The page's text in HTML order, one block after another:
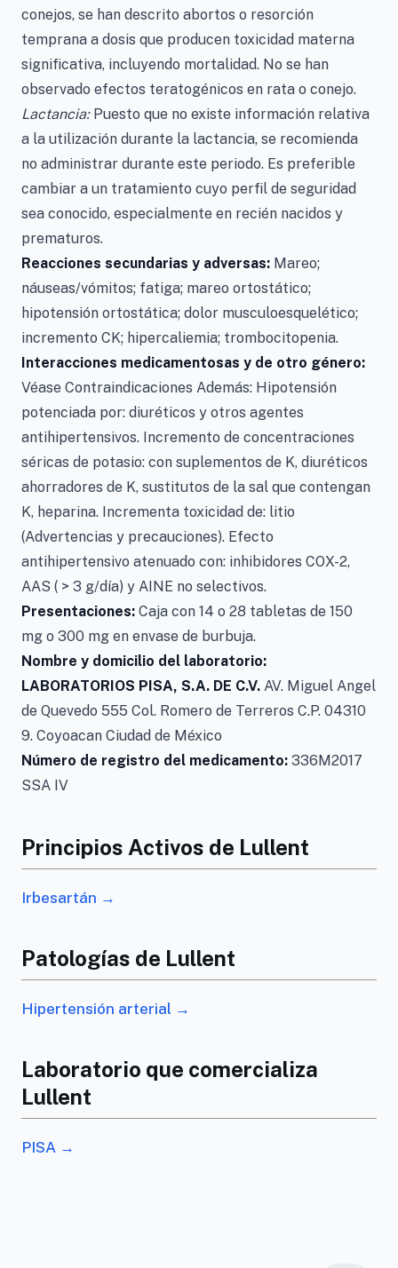
conejos, se han descrito abortos o resorción
temprana a dosis que producen toxicidad materna
significativa, incluyendo mortalidad. No se han
observado efectos teratogénicos en rata o conejo.
Lactancia:Puesto que no existe información relativa
a la utilización durante la lactancia, se recomienda
no administrar durante este periodo. Es preferible
cambiar a un tratamiento cuyo perfil de seguridad
sea conocido, especialmente en recién nacidos y
prematuros.
Reacciones secundarias y adversas: Mareo;
náuseas/vómitos; fatiga; mareo ortostático;
hipotensión ortostática; dolor musculoesquelético;
incremento CK; hipercaliemia; trombocitopenia.
Interacciones medicamentosas y de otro género:
Véase Contraindicaciones Además: Hipotensión
potenciada por: diuréticos y otros agentes
antihipertensivos. Incremento de concentraciones
séricas de potasio: con suplementos de K, diuréticos
ahorradores de K, sustitutos de la sal que contengan
K, heparina. Incrementa toxicidad de: litio
(Advertencias y precauciones). Efecto
antihipertensivo atenuado con: inhibidores COX-2,
AAS ( > 3 g/día) y AINE no selectivos.
Presentaciones: Caja con 14 o 28 tabletas de 150
mg o 300 mg en envase de burbuja.
Nombre y domicilio del laboratorio:
LABORATORIOS PISA, S.A. DE C.V. AV. Miguel Angel
de Quevedo 555 Col. Romero de Terreros C.P. 04310
9. Coyoacan Ciudad de México
Número de registro del medicamento: 336M2017
SSA IV
Principios Activos de Lullent
Irbesartán →
Patologías de Lullent
Hipertensión arterial →
Laboratorio que comercializa
Lullent
PISA →